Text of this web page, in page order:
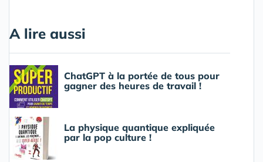
A lire aussi
ChatGPT à la portée de tous pour
gagner des heures de travail !
La physique quantique expliquée
par la pop culture !